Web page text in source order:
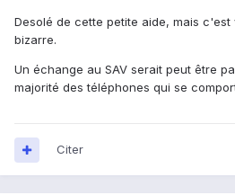
Desolé de cette petite aide, mais
bizarre.
Un échange au SAV serait peut être
majorité des téléphones qui se
Citer